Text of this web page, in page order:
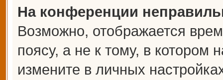
На конференции
Возможно, отображается
поясу, а не к тому, в котором
измените в личных